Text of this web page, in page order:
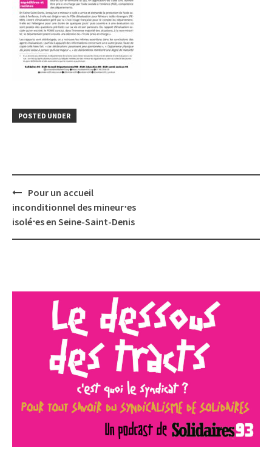
POSTED UNDER
Post
navigation
Pour un accueil
inconditionnel des mineur⋅es
isolé⋅es en Seine-Saint-Denis